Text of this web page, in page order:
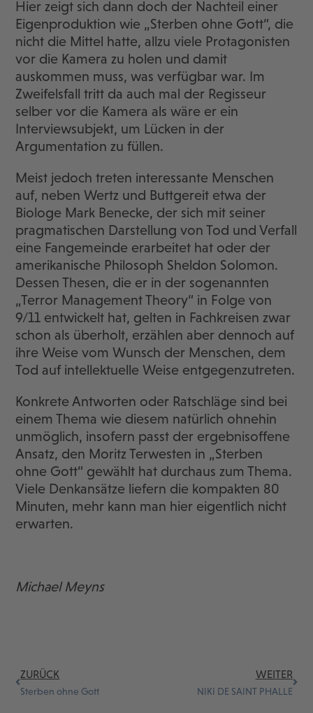
Hier zeigt sich dann doch der Nachteil einer
Eigenproduktion wie „Sterben ohne Gott“, die
nicht die Mittel hatte, allzu viele Protagonisten
vor die Kamera zu holen und damit
auskommen muss, was verfügbar war. Im
Zweifelsfall tritt da auch mal der Regisseur
selber vor die Kamera als wäre er ein
Interviewsubjekt, um Lücken in der
Argumentation zu füllen.
Meist jedoch treten interessante Menschen
auf, neben Wertz und Buttgereit etwa der
Biologe Mark Benecke, der sich mit seiner
pragmatischen Darstellung von Tod und Verfall
eine Fangemeinde erarbeitet hat oder der
amerikanische Philosoph Sheldon Solomon.
Dessen Thesen, die er in der sogenannten
„Terror Management Theory“ in Folge von
9/11 entwickelt hat, gelten in Fachkreisen zwar
schon als überholt, erzählen aber dennoch auf
ihre Weise vom Wunsch der Menschen, dem
Tod auf intellektuelle Weise entgegenzutreten.
Konkrete Antworten oder Ratschläge sind bei
einem Thema wie diesem natürlich ohnehin
unmöglich, insofern passt der ergebnisoffene
Ansatz, den Moritz Terwesten in „Sterben
ohne Gott“ gewählt hat durchaus zum Thema.
Viele Denkansätze liefern die kompakten 80
Minuten, mehr kann man hier eigentlich nicht
erwarten.
Michael Meyns
ZURÜCK
Sterben ohne Gott
WEITER
NIKI DE SAINT PHALLE